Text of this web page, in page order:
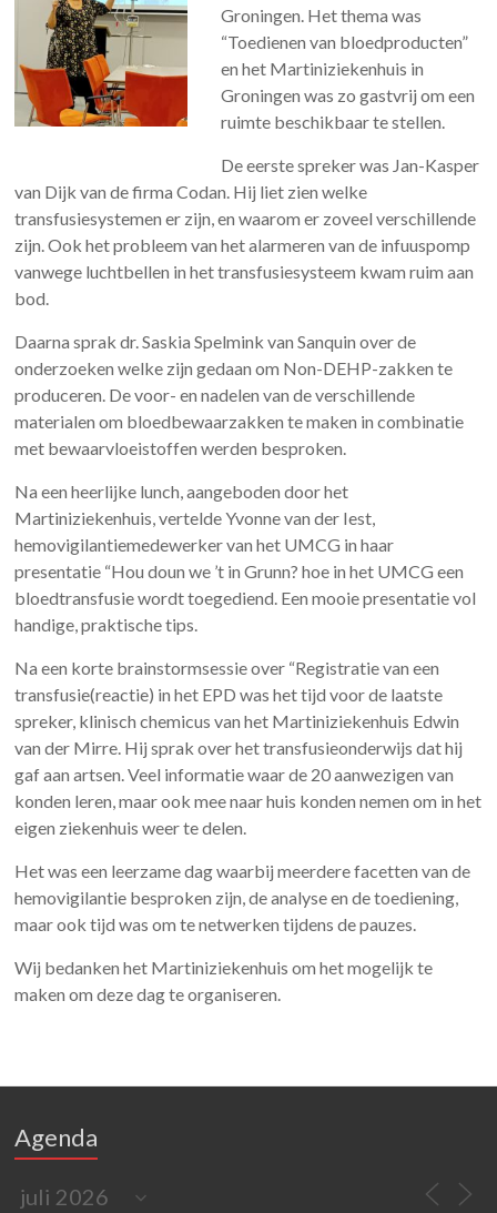
Groningen. Het thema was
“Toedienen van bloedproducten”
en het Martiniziekenhuis in
Groningen was zo gastvrij om een
ruimte beschikbaar te stellen.
De eerste spreker was Jan-Kasper
van Dijk van de firma Codan. Hij liet zien welke
transfusiesystemen er zijn, en waarom er zoveel verschillende
zijn. Ook het probleem van het alarmeren van de infuuspomp
vanwege luchtbellen in het transfusiesysteem kwam ruim aan
bod.
Daarna sprak dr. Saskia Spelmink van Sanquin over de
onderzoeken welke zijn gedaan om Non-DEHP-zakken te
produceren. De voor- en nadelen van de verschillende
materialen om bloedbewaarzakken te maken in combinatie
met bewaarvloeistoffen werden besproken.
Na een heerlijke lunch, aangeboden door het
Martiniziekenhuis, vertelde Yvonne van der Iest,
hemovigilantiemedewerker van het UMCG in haar
presentatie “Hou doun we ’t in Grunn? hoe in het UMCG een
bloedtransfusie wordt toegediend. Een mooie presentatie vol
handige, praktische tips.
Na een korte brainstormsessie over “Registratie van een
transfusie(reactie) in het EPD was het tijd voor de laatste
spreker, klinisch chemicus van het Martiniziekenhuis Edwin
van der Mirre. Hij sprak over het transfusieonderwijs dat hij
gaf aan artsen. Veel informatie waar de 20 aanwezigen van
konden leren, maar ook mee naar huis konden nemen om in het
eigen ziekenhuis weer te delen.
Het was een leerzame dag waarbij meerdere facetten van de
hemovigilantie besproken zijn, de analyse en de toediening,
maar ook tijd was om te netwerken tijdens de pauzes.
Wij bedanken het Martiniziekenhuis om het mogelijk te
maken om deze dag te organiseren.
Agenda